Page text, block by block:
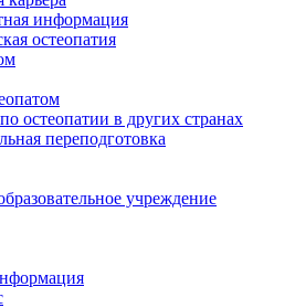
информация
остеопатия
остеопатии в других странах
переподготовка
учреждение